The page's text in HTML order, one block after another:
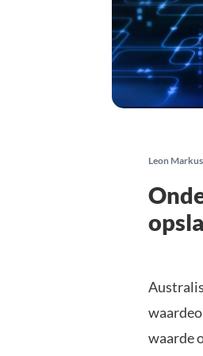
Leon Markus
waarde